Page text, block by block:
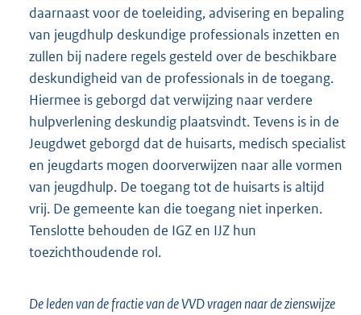
daarnaast voor de toeleiding, advisering en bepaling
van jeugdhulp deskundige professionals inzetten en
zullen bij nadere regels gesteld over de beschikbare
deskundigheid van de professionals in de toegang.
Hiermee is geborgd dat verwijzing naar verdere
hulpverlening deskundig plaatsvindt. Tevens is in de
Jeugdwet geborgd dat de huisarts, medisch specialist
en jeugdarts mogen doorverwijzen naar alle vormen
van jeugdhulp. De toegang tot de huisarts is altijd
vrij. De gemeente kan die toegang niet inperken.
Tenslotte behouden de IGZ en IJZ hun
toezichthoudende rol.
De leden van de fractie van de VVD vragen naar de zienswijze